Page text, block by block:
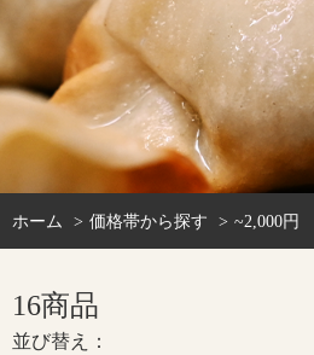
ホーム 価格帯から探す ~2,000円
16商品
並び替え：